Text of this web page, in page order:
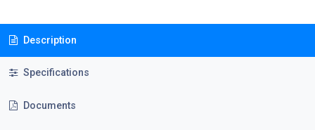
Description
Specifications
Documents